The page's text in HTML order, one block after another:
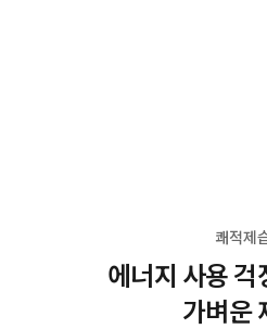
쾌적제
에너지 사용 걱
가벼운